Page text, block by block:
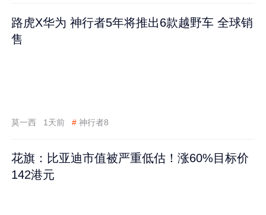
路虎X华为 神行者5年将推出6款越野车 全球销
售
莫一西 1天前 # 神行者8
花旗：比亚迪市值被严重低估！涨60%目标价
142港元